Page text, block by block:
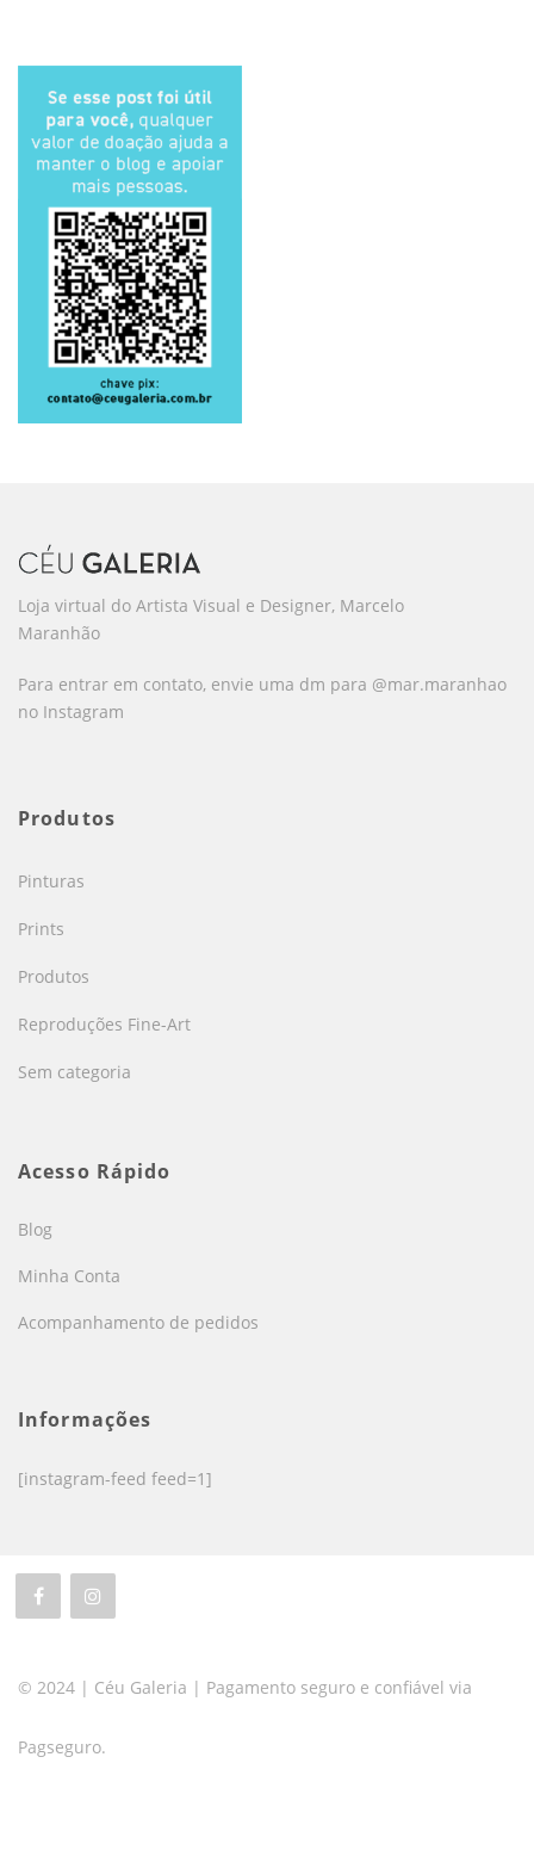
Loja virtual do Artista Visual e Designer, Marcelo
Maranhão
Para entrar em contato, envie uma dm para @mar.maranhao
no Instagram
Produtos
Pinturas
Prints
Produtos
Reproduções Fine-Art
Sem categoria
Acesso Rápido
Blog
Minha Conta
Acompanhamento de pedidos
Informações
[instagram-feed feed=1]
© 2024 | Céu Galeria | Pagamento seguro e confiável via
Pagseguro.